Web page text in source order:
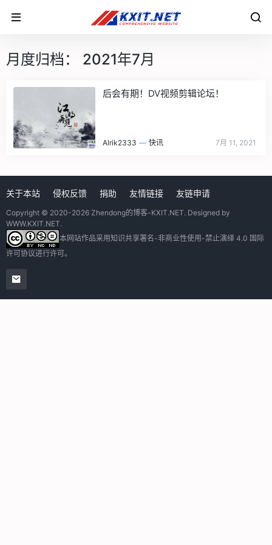
月度归档： 2021年7月
后会有期！DV视频剪辑论坛！
Alrik2333 — 快讯 7月 11, 2021
关于本站 侵权反馈 捐助 友情链接 友链申请
Copyright © 2020-2026 Zhendong的博客-KXIT.NET. Designed by
WWW.KXIT.NET.
本网站作品采用知识共享署名-非商业性使用-禁止演绎 4.0 国际
许可协议进行许可。